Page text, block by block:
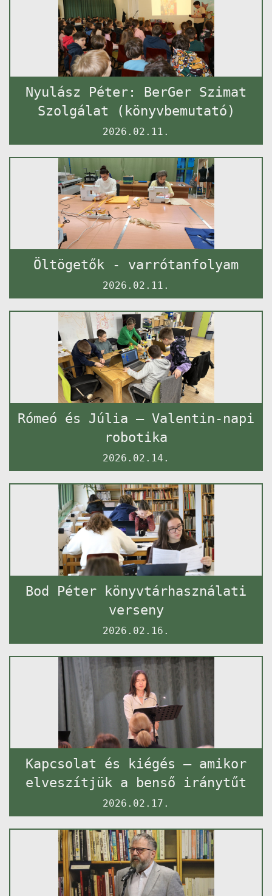
Nyulász Péter: BerGer Szimat
Szolgálat (könyvbemutató)
2026.02.11.
Öltögetők - varrótanfolyam
2026.02.11.
Rómeó és Júlia – Valentin-napi
robotika
2026.02.14.
Bod Péter könyvtárhasználati
verseny
2026.02.16.
Kapcsolat és kiégés – amikor
elveszítjük a benső iránytűt
2026.02.17.